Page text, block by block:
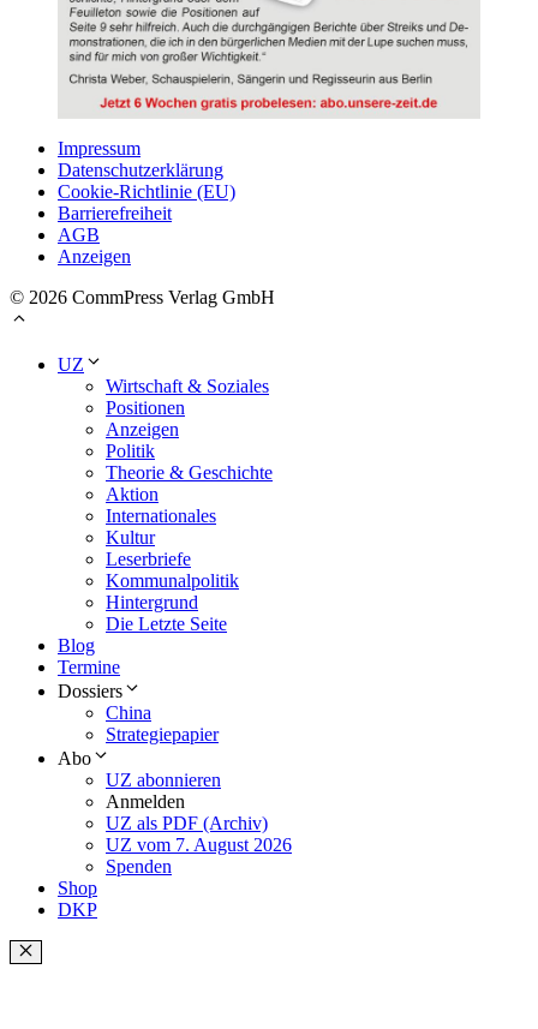
Impressum
Datenschutzerklärung
Cookie-Richtlinie (EU)
Barrierefreiheit
AGB
Anzeigen
© 2026 CommPress Verlag GmbH
UZ
Wirtschaft & Soziales
Positionen
Anzeigen
Politik
Theorie & Geschichte
Aktion
Internationales
Kultur
Leserbriefe
Kommunalpolitik
Hintergrund
Die Letzte Seite
Blog
Termine
Dossiers
China
Strategiepapier
Abo
UZ abonnieren
Anmelden
UZ als PDF (Archiv)
UZ vom 7. August 2026
Spenden
Shop
DKP
Schließen